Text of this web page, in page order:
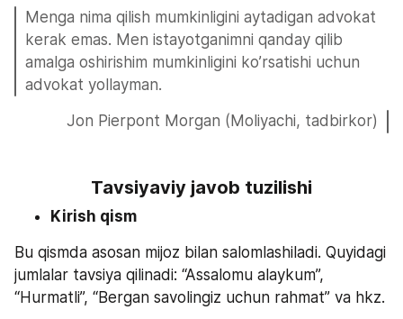
Menga nima qilish mumkinligini aytadigan advokat
kerak emas. Men istayotganimni qanday qilib
amalga oshirishim mumkinligini ko’rsatishi uchun
advokat yollayman.
Jon Pierpont Morgan (Moliyachi, tadbirkor)
Tavsiyaviy javob tuzilishi
Kirish qism
Bu qismda asosan mijoz bilan salomlashiladi. Quyidagi
jumlalar tavsiya qilinadi: “Assalomu alaykum”,
“Hurmatli”, “Bergan savolingiz uchun rahmat” va hkz.